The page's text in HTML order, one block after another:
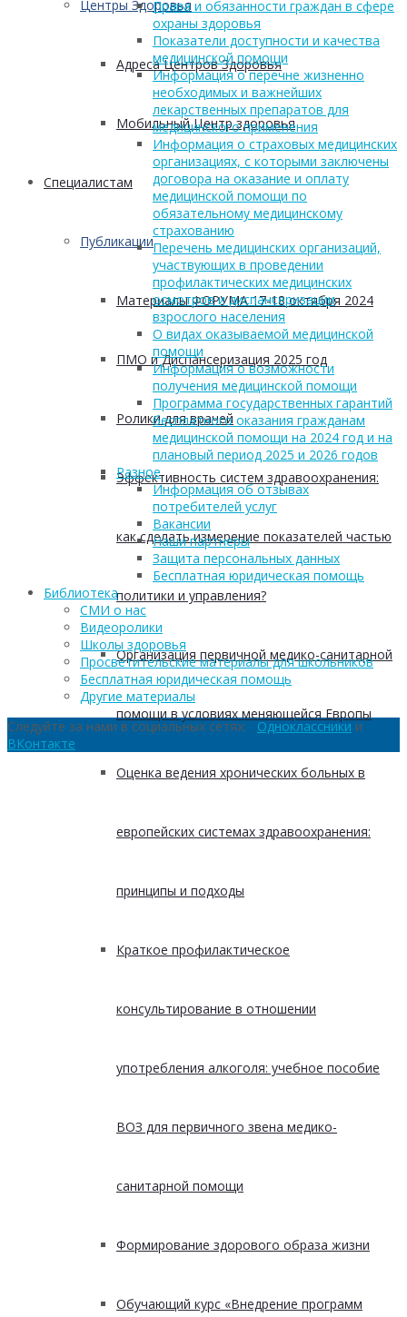
Центры Здоровья
Адреса Центров Здоровья
Мобильный Центр здоровья
Cпециалистам
Публикации
Материалы ФОРУМА 17-18 октября 2024
ПМО и Диспансеризация 2025 год
Ролики для врачей
Эффективность систем здравоохранения:
как сделать измерение показателей частью
политики и управления?
Организация первичной медико-санитарной
помощи в условиях меняющейся Европы
Оценка ведения хронических больных в
европейских системах здравоохранения:
принципы и подходы
Краткое профилактическое
консультирование в отношении
употребления алкоголя: учебное пособие
ВОЗ для первичного звена медико-
санитарной помощи
Формирование здорового образа жизни
Обучающий курс «Внедрение программ
Права и обязанности граждан в сфере
охраны здоровья
Показатели доступности и качества
медицинской помощи
Информация о перечне жизненно
необходимых и важнейших
лекарственных препаратов для
медицинского применения
Информация о страховых медицинских
организациях, с которыми заключены
договора на оказание и оплату
медицинской помощи по
обязательному медицинскому
страхованию
Перечень медицинских организаций,
участвующих в проведении
профилактических медицинских
осмотров и диспансеризации
взрослого населения
О видах оказываемой медицинской
помощи
Информация о возможности
получения медицинской помощи
Программа государственных гарантий
бесплатного оказания гражданам
медицинской помощи на 2024 год и на
плановый период 2025 и 2026 годов
Разное
Информация об отзывах
потребителей услуг
Вакансии
Наши партнеры
Защита персональных данных
Бесплатная юридическая помощь
Библиотека
СМИ о нас
Видеоролики
Школы здоровья
Просветительские материалы для школьников
Бесплатная юридическая помощь
Другие материалы
Следуйте за нами в социальных сетях: Одноклассники и
ВКонтакте